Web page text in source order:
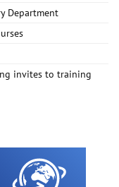
Department
invites to training